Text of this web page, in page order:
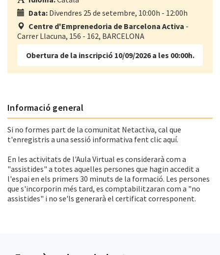
Data: Divendres 25 de setembre, 10:00h - 12:00h
Centre d'Emprenedoria de Barcelona Activa -
Carrer Llacuna, 156 - 162, BARCELONA
Obertura de la inscripció 10/09/2026 a les 00:00h.
Informació general
Si no formes part de la comunitat Netactiva, cal que
t'enregistris a una sessió informativa fent clic aquí.
En les activitats de l'Aula Virtual es considerarà com a
"assistides" a totes aquelles persones que hagin accedit a
l'espai en els primers 30 minuts de la formació. Les persones
que s'incorporin més tard, es comptabilitzaran com a "no
assistides" i no se'ls generarà el certificat corresponent.